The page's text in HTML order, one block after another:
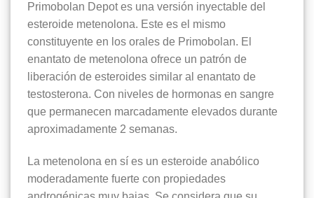
Primobolan Depot es una versión inyectable del
esteroide metenolona. Este es el mismo
constituyente en los orales de Primobolan. El
enantato de metenolona ofrece un patrón de
liberación de esteroides similar al enantato de
testosterona. Con niveles de hormonas en sangre
que permanecen marcadamente elevados durante
aproximadamente 2 semanas.
La metenolona en sí es un esteroide anabólico
moderadamente fuerte con propiedades